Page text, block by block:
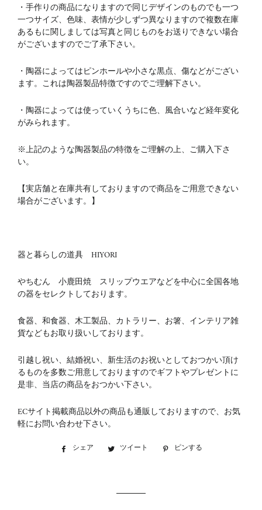
・手作りの商品になりますので同じデザインのものでも一つ
一つサイズ、色味、表情が少しずつ異なりますので複数在庫
あるもに関しましては写真と同じものをお送りできない場合
がございますのでご了承下さい。
・陶器によってはピンホールや小さな黒点、傷などがござい
ます。これは陶器製品特徴ですのでご理解下さい。
・陶器によっては使っていくうちに色、風合いなど経年変化
がみられます。
※上記のような陶器製品の特徴をご理解の上、ご購入下さ
い。
【実店舗と在庫共有しておりますので商品をご用意できない
場合がございます。】
器と暮らしの道具 HIYORI
やちむん 小鹿田焼 スリップウエアなどを中心に全国各地
の器をセレクトしております。
食器、和食器、木工製品、カトラリー、お箸、インテリア雑
貨などもお取り扱いしております。
引越し祝い、結婚祝い、新生活のお祝いとしておつかい頂け
るものを多数ご用意しておりますのでギフトやプレゼントに
是非、当店の商品をおつかい下さい。
ECサイト掲載商品以外の商品も通販しておりますので、お気
軽にお問い合わせ下さい。
シェア
Facebookツイート
Twitter ピンする